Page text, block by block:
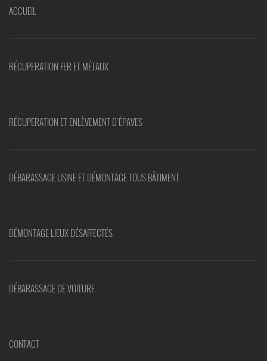
ACCUEIL
RÉCUPERATION FER ET MÉTAUX
RÉCUPERATION ET ENLÈVEMENT D'ÉPAVES
DÉBARASSAGE USINE ET DÉMONTAGE TOUS BÂTIMENT
DÉMONTAGE LIEUX DÉSAFFECTÉS
DÉBARASSAGE DE VOITURE
CONTACT